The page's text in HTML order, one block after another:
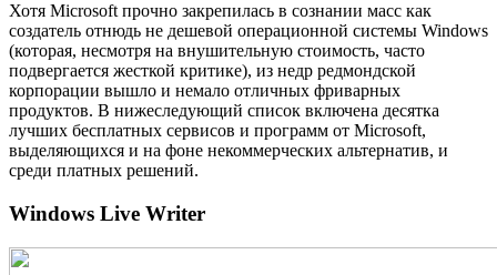
Хотя Microsoft прочно закрепилась в сознании масс как
создатель отнюдь не дешевой операционной системы Windows
(которая, несмотря на внушительную стоимость, часто
подвергается жесткой критике), из недр редмондской
корпорации вышло и немало отличных фриварных
продуктов. В нижеследующий список включена десятка
лучших бесплатных сервисов и программ от Microsoft,
выделяющихся и на фоне некоммерческих альтернатив, и
среди платных решений.
Windows Live Writer